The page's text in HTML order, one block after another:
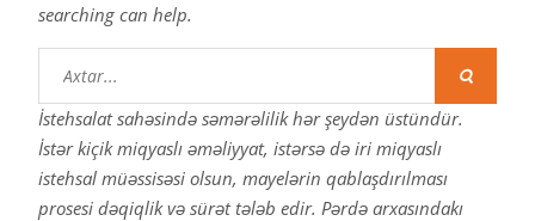
searching can help.
İstehsalat sahəsində səmərəlilik hər şeydən üstündür.
İstər kiçik miqyaslı əməliyyat, istərsə də iri miqyaslı
istehsal müəssisəsi olsun, mayelərin qablaşdırılması
prosesi dəqiqlik və sürət tələb edir. Pərdə arxasındakı